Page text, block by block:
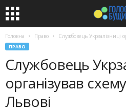
Головна Право Службовець Укрзалізниці
ПРАВО
Службовець
організував
Львові